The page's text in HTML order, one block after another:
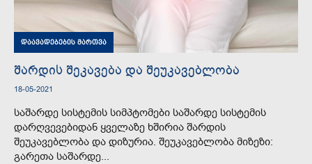
დაავადებების მართვა
შარდის შეკავება და შეუკავებლობა
18-05-2021
საშარდე სისტემის სიმპტომები საშარდე სისტემის
დარღვევებიდან ყველაზე ხშირია შარდის
შეუკავებლობა და დიზურია. შეუკავებლობა მიზეზი:
გარეთა საშარდე...